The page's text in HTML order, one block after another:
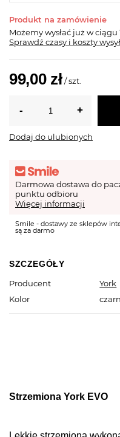
Produkt na zamówienie
Możemy wysłać już w ciągu
Sprawdź czasy i koszty
99,00 zł /szt.
Dodaj do ulubionych
Darmowa dostawa do
punktu odbioru
Więcej informacji
Smile - dostawy ze sklepów
są za darmo
SZCZEGÓŁY
Producent
York
Kolor
Strzemiona York EVO